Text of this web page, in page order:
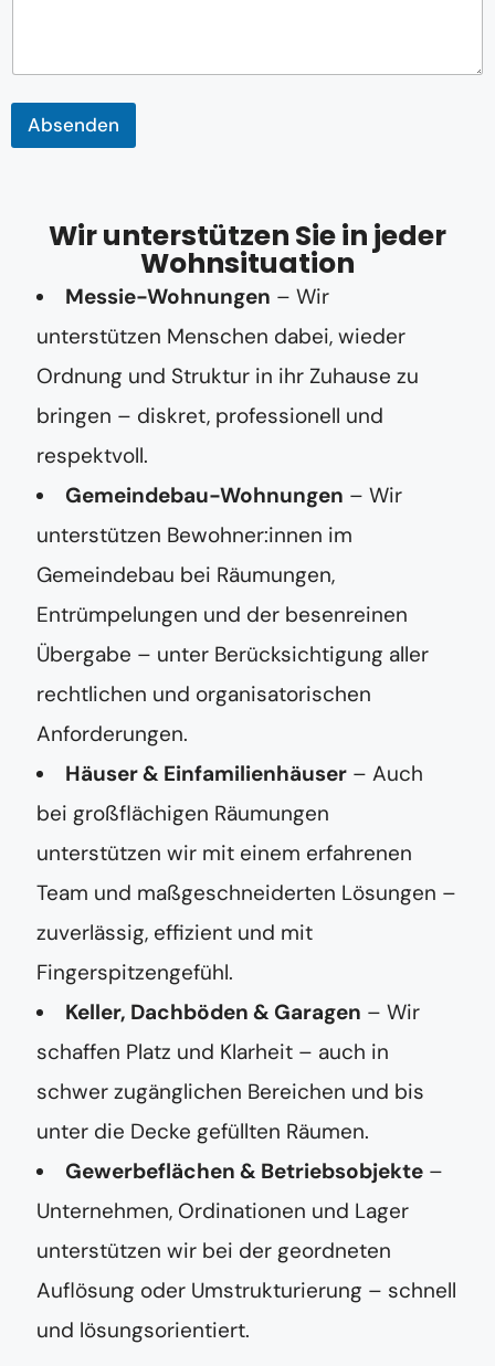
r
Absenden
Wir unterstützen Sie in jeder
Wohnsituation
Messie-Wohnungen – Wir
unterstützen Menschen dabei, wieder
Ordnung und Struktur in ihr Zuhause zu
bringen – diskret, professionell und
respektvoll.
Gemeindebau-Wohnungen – Wir
unterstützen Bewohner:innen im
Gemeindebau bei Räumungen,
Entrümpelungen und der besenreinen
Übergabe – unter Berücksichtigung aller
rechtlichen und organisatorischen
Anforderungen.
Häuser & Einfamilienhäuser – Auch
bei großflächigen Räumungen
unterstützen wir mit einem erfahrenen
Team und maßgeschneiderten Lösungen –
zuverlässig, effizient und mit
Fingerspitzengefühl.
Keller, Dachböden & Garagen – Wir
schaffen Platz und Klarheit – auch in
schwer zugänglichen Bereichen und bis
unter die Decke gefüllten Räumen.
Gewerbeflächen & Betriebsobjekte –
Unternehmen, Ordinationen und Lager
unterstützen wir bei der geordneten
Auflösung oder Umstrukturierung – schnell
und lösungsorientiert.